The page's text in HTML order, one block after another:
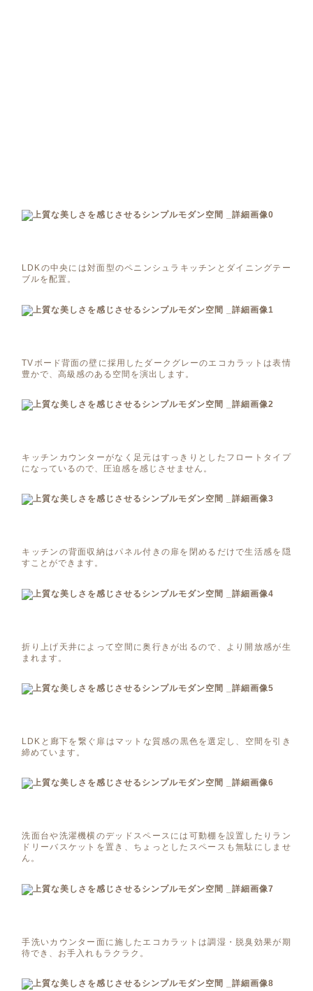
LDKの中央には対面型のペニンシュラキッチンとダイニングテー
ブルを配置。
TVボード背面の壁に採用したダークグレーのエコカラットは表情
豊かで、高級感のある空間を演出します。
キッチンカウンターがなく足元はすっきりとしたフロートタイプ
になっているので、圧迫感を感じさせません。
キッチンの背面収納はパネル付きの扉を閉めるだけで生活感を隠
すことができます。
折り上げ天井によって空間に奥行きが出るので、より開放感が生
まれます。
LDKと廊下を繋ぐ扉はマットな質感の黒色を選定し、空間を引き
締めています。
洗面台や洗濯機横のデッドスペースには可動棚を設置したりラン
ドリーバスケットを置き、ちょっとしたスペースも無駄にしませ
ん。
手洗いカウンター面に施したエコカラットは調湿・脱臭効果が期
待でき、お手入れもラクラク。